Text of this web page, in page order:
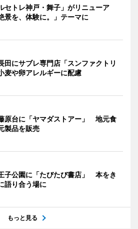
セトレ神戸・舞子」がリニューア
を、体験に。」テーマに
田にサブレ専門店「スンファクトリ
や卵アレルギーに配慮
原台に「ヤマダストアー」 地元食
製品を販売
子公園に「たびたび書店」 本をき
語り合う場に
もっと見る